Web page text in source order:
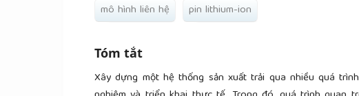
mô hình liên hệ
pin lithium-ion
Tóm tắt
Xây dựng một hệ thống sản xuất trải qua nhiều quá